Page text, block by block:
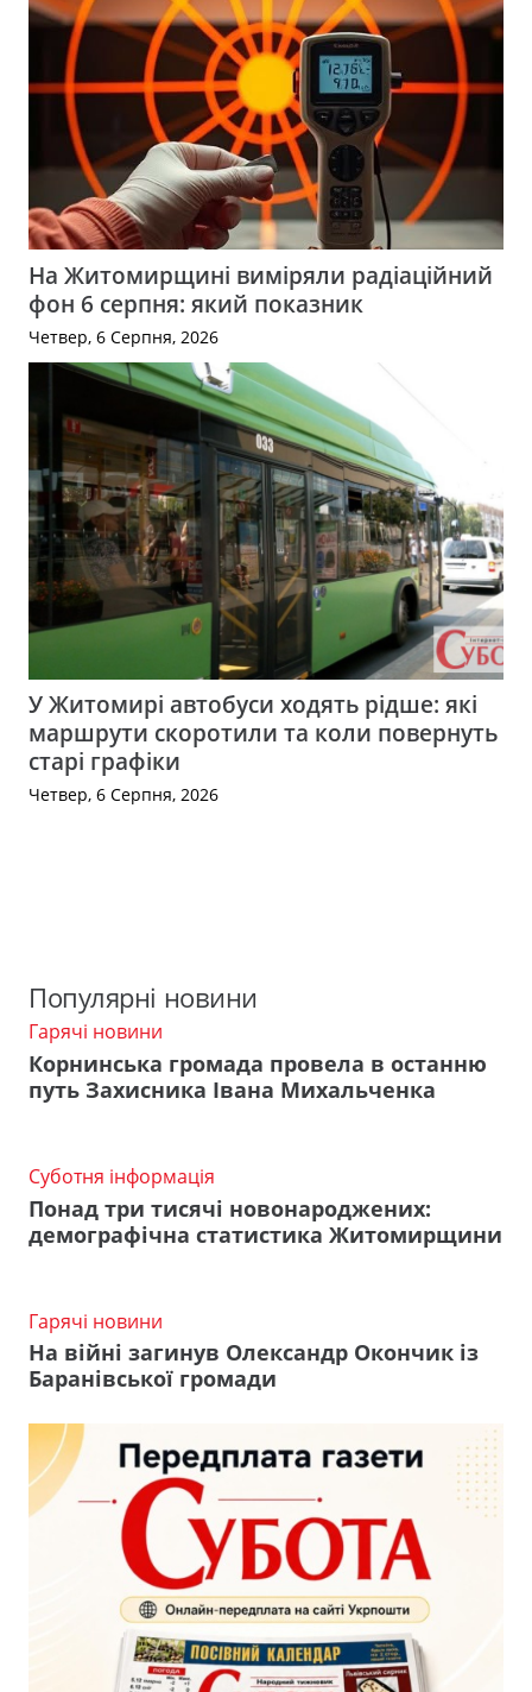
На Житомирщині виміряли радіаційний
фон 6 серпня: який показник
Четвер, 6 Серпня, 2026
У Житомирі автобуси ходять рідше: які
маршрути скоротили та коли повернуть
старі графіки
Четвер, 6 Серпня, 2026
Популярні новини
Гарячі новини
Корнинська громада провела в останню
путь Захисника Івана Михальченка
Суботня інформація
Понад три тисячі новонароджених:
демографічна статистика Житомирщини
Гарячі новини
На війні загинув Олександр Окончик із
Баранівської громади